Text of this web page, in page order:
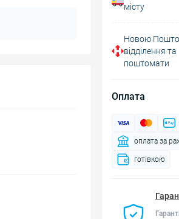
місту
Новою
відділення та
поштомати
Оплата
оплата за
готівкою